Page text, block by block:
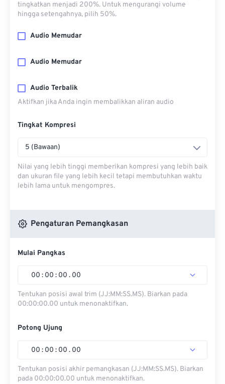
tingkatkan menjadi 200%. Untuk mengurangi volume
hingga setengahnya, pilih 50%.
Audio Memudar
Audio Memudar
Audio Terbalik
Aktifkan jika Anda ingin membalikkan aliran audio
Tingkat Kompresi
5 (Bawaan)
Nilai yang lebih tinggi memberikan kompresi yang lebih baik
dan ukuran file yang lebih kecil tetapi membutuhkan waktu
lebih lama untuk mengompres.
Pengaturan Pemangkasan
Mulai Pangkas
00 : 00 : 00 . 00
Tentukan posisi awal trim (JJ:MM:SS.MS). Biarkan pada
00:00:00.00 untuk menonaktifkan.
Potong Ujung
00 : 00 : 00 . 00
Tentukan posisi akhir pemangkasan (JJ:MM:SS.MS). Biarkan
pada 00:00:00.00 untuk menonaktifkan.